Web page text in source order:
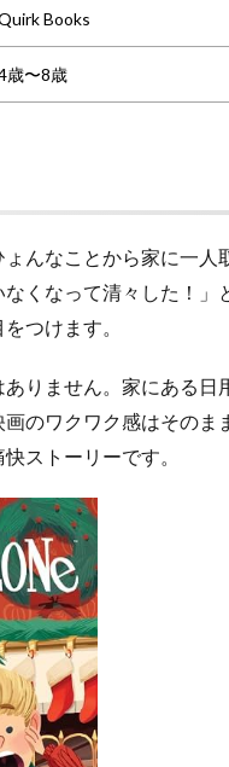
Books
歳〜8歳
んなことから家に一
くなって清々した！
つけます。
りません。家にある日
のワクワク感はその
ストーリーです。